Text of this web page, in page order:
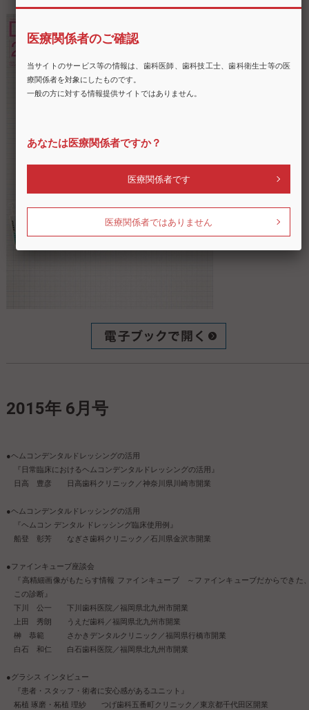
2015年 6月号
●ヘムコンデンタルドレッシングの活用
『日常臨床におけるヘムコンデンタルドレッシングの活用』
日高 豊彦 日高歯科クリニック／神奈川県川崎市開業
●ヘムコンデンタルドレッシングの活用
『ヘムコン デンタル ドレッシング臨床使用例』
船登 彰芳 なぎさ歯科クリニック／石川県金沢市開業
●ファインキューブ座談会
『高精細画像がもたらす情報 ファインキューブ ～ファインキューブだからできた
この診断』
下川 公一 下川歯科医院／福岡県北九州市開業
上田 秀朗 うえだ歯科／福岡県北九州市開業
榊 恭範 さかきデンタルクリニック／福岡県行橋市開業
白石 和仁 白石歯科医院／福岡県北九州市開業
●グラシス インタビュー
『患者・スタッフ・術者に安心感があるユニット』
柘植 琢磨・柘植 理紗 つげ歯科五番町クリニック／東京都千代田区開業